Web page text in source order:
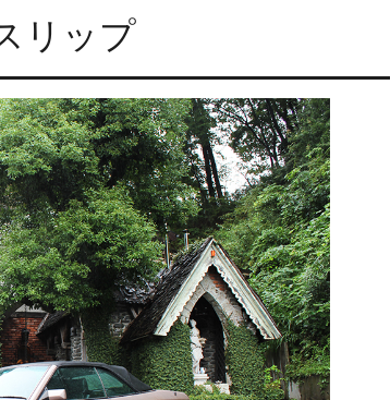
リップ